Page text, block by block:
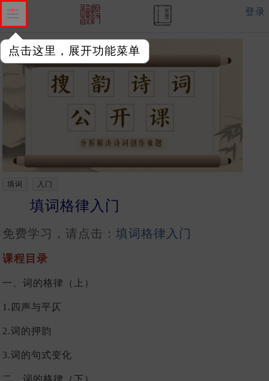
点击这里，展开功能菜单
登录
填词 入门
填词格律入门
免费学习，请点击： 填词格律入门
课程目录
一、词的格律（上）
1.四声与平仄
2.词的押韵
3.词的句式变化